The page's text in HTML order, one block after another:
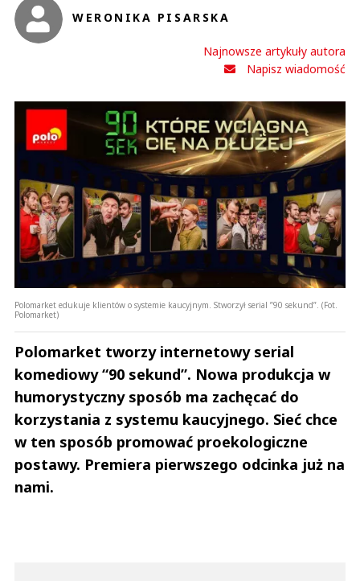
WERONIKA PISARSKA
Najnowsze artykuły autora
Napisz wiadomość
Polomarket edukuje klientów o systemie kaucyjnym. Stworzył serial ”90 sekund”. (Fot.
Polomarket)
Polomarket tworzy internetowy serial
komediowy “90 sekund”. Nowa produkcja w
humorystyczny sposób ma zachęcać do
korzystania z systemu kaucyjnego. Sieć chce
w ten sposób promować proekologiczne
postawy. Premiera pierwszego odcinka już na
nami.